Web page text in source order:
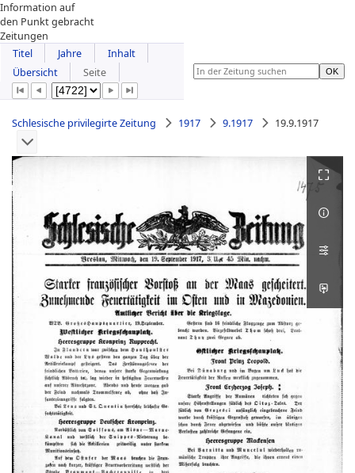
Information auf
den Punkt gebracht
Zeitungen
Titel
Jahre
Inhalt
Übersicht
Seite
Schlesische privilegirte Zeitung 1917 9.1917 19.9.1917